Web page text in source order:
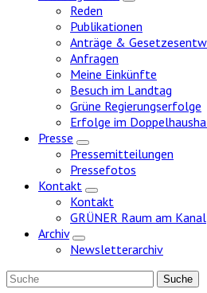
Zeige
Reden
Publikationen
Anträge &
Anfragen
Meine Einkünfte
Besuch im Landtag
Grüne Regierungserfolge
Erfolge im
Presse
Zeige
Untermenü
Pressemitteilungen
Pressefotos
Kontakt
Zeige
Untermenü
Kontakt
GRÜNER Raum am Kanal
Archiv
Zeige
Untermenü
Newsletterarchiv